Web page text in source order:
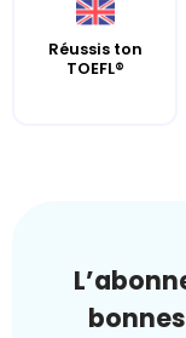
Réussis ton
TOEFL®